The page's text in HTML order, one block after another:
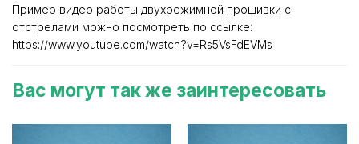
Пример видео работы двухрежимной прошивки с
отстрелами можно посмотреть по ссылке:
https://www.youtube.com/watch?v=Rs5VsFdEVMs
Вас могут так же заинтересовать